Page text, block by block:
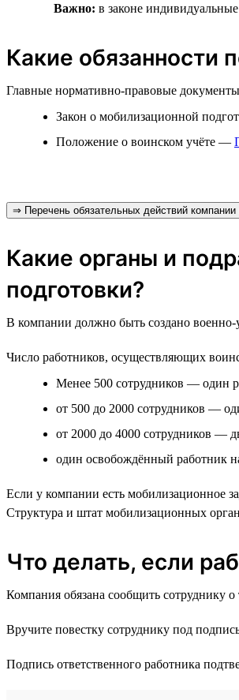
Важно: в законе
Какие обязанности
Главные нормативно-правовые
Закон о мобилизационной
Положение о воинском учёте —
⇒ Перечень обязательных действий компании
Какие органы и
подготовки?
В компании должно быть создано военно-
Число работников, осуществляющих
Менее 500 сотрудников — один
от 500 до 2000 сотрудников —
от 2000 до 4000 сотрудников —
один освобождённый работник
Если у компании есть мобилизационное
Структура и штат мобилизационных
Что делать, если
Компания обязана сообщить сотруднику
Вручите повестку сотруднику под
Подпись ответственного работника